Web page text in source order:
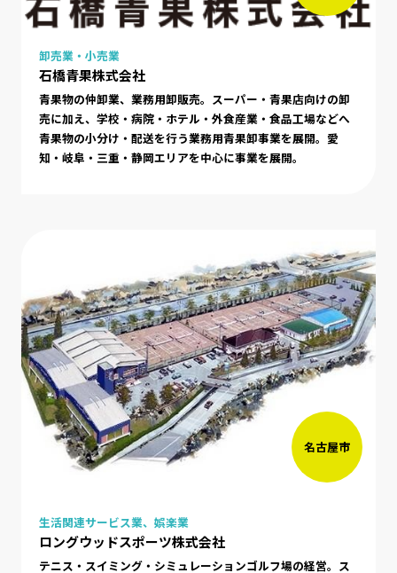
卸売業・小売業
石橋青果株式会社
青果物の仲卸業、業務用卸販売。スーパー・青果店向けの卸
売に加え、学校・病院・ホテル・外食産業・食品工場などへ
青果物の小分け・配送を行う業務用青果卸事業を展開。愛
知・岐阜・三重・静岡エリアを中心に事業を展開。
名古屋市
生活関連サービス業、娯楽業
ロングウッドスポーツ株式会社
テニス・スイミング・シミュレーションゴルフ場の経営。ス